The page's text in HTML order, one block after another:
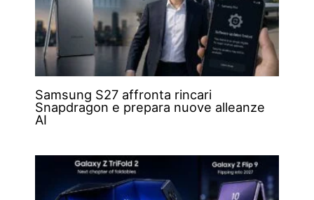
Samsung S27 affronta rincari
Snapdragon e prepara nuove alleanze
AI